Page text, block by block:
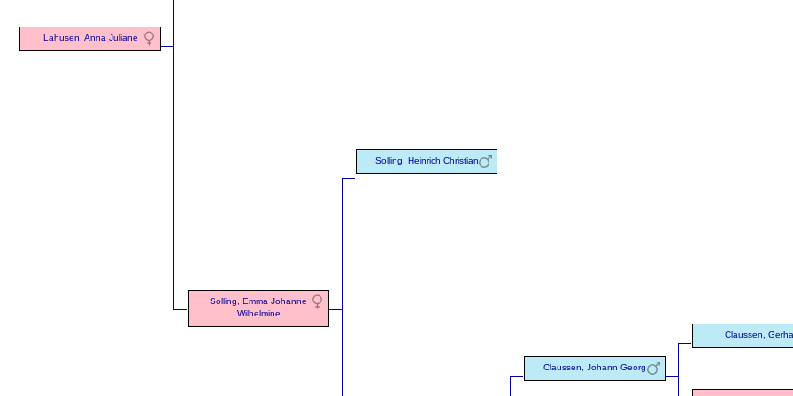
Lahusen, Anna Juliane
Solling, Emma Johanne
Wilhelmine
Solling, Heinrich Christian
Claussen, Johann Georg
Claussen,